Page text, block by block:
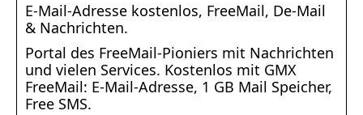
E-Mail-Adresse kostenlos, FreeMail, De-Mail
& Nachrichten.
Portal des FreeMail-Pioniers mit Nachrichten
und vielen Services. Kostenlos mit GMX
FreeMail: E-Mail-Adresse, 1 GB Mail Speicher,
Free SMS.